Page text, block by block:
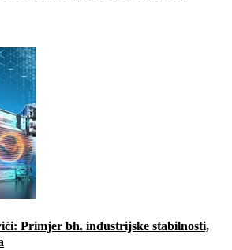
Primjer bh. industrijske stabilnosti,